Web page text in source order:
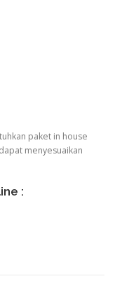
paket in house
menyesuaikan
: